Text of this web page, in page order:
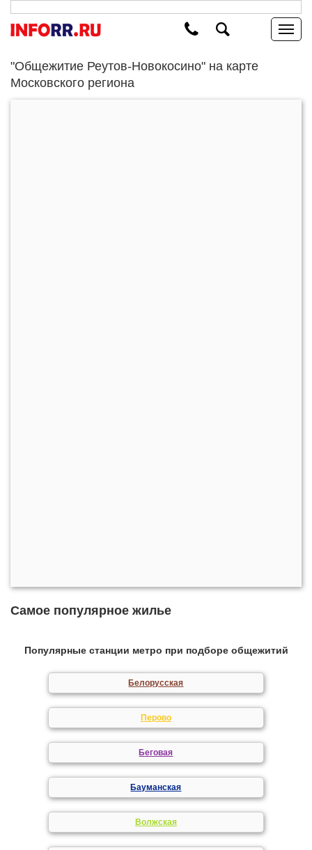
"Общежитие Реутов-Новокосино" на карте
Московского региона
Самое популярное жилье
Популярные станции метро при подборе общежитий
Белорусская
Перово
Беговая
Бауманская
Волжская